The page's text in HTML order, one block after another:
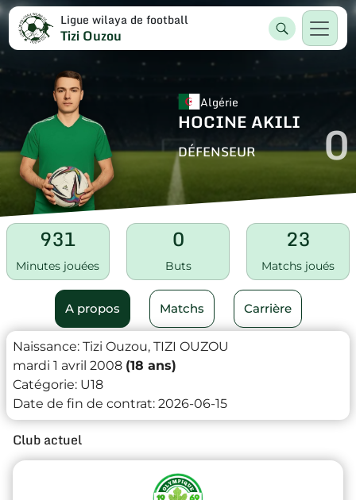
Ligue wilaya de football
Tizi Ouzou
Algérie
HOCINE AKILI
DÉFENSEUR 0
931
Minutes jouées
0
Buts
23
Matchs joués
A propos Matchs Carrière
Naissance: Tizi Ouzou, TIZI OUZOU
mardi 1 avril 2008 (18 ans)
Catégorie: U18
Date de fin de contrat: 2026-06-15
Club actuel